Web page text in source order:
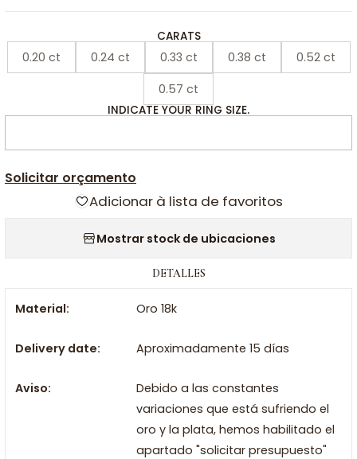
CARATS
0.20 ct 0.24 ct 0.33 ct 0.38 ct
0.52 ct
0.57 ct
INDICATE YOUR RING SIZE.
Solicitar orçamento
Adicionar à lista de favoritos
Mostrar stock de ubicaciones
DETALLES
Material: Oro 18k
Delivery date: Aproximadamente 15 días
Aviso:
Debido a las constantes
variaciones que está sufriendo el
oro y la plata, hemos habilitado el
apartado "solicitar presupuesto"